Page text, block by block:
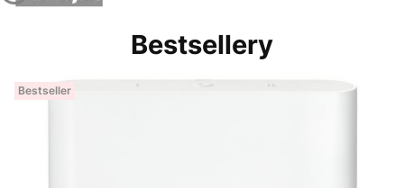
Bestsellery
Bestseller